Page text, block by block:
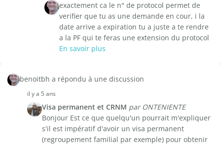
exactement ca le n° de protocol permet de
verifier que tu as une demande en cour, i la
date arrive a expiration tu a juste a te rendre
a la PF qui te feras une extension du protocol
En savoir plus
benoitbh a répondu à une discussion
il y a 5 ans
Visa permanent et CRNM par ONTENIENTE
Bonjour Est ce que quelqu'un pourrait m'expliquer
s'il est impératif d'avoir un visa permanent
(regroupement familial par exemple) pour obtenir